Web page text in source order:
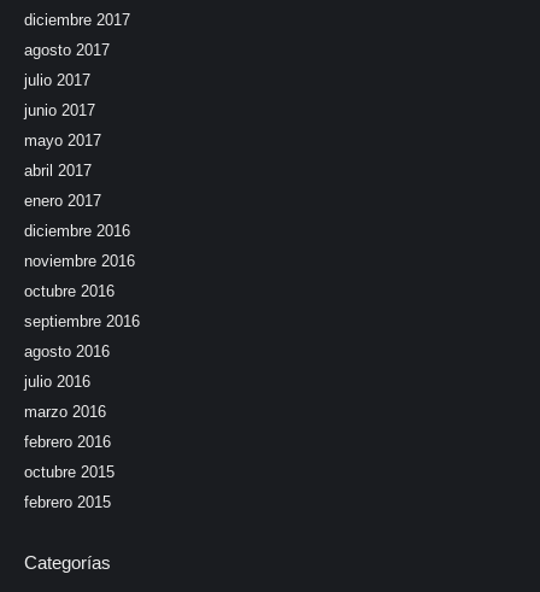
diciembre 2017
agosto 2017
julio 2017
junio 2017
mayo 2017
abril 2017
enero 2017
diciembre 2016
noviembre 2016
octubre 2016
septiembre 2016
agosto 2016
julio 2016
marzo 2016
febrero 2016
octubre 2015
febrero 2015
Categorías